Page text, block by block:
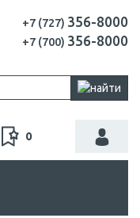
+7 (727) 356-8000
+7 (700) 356-8000
0